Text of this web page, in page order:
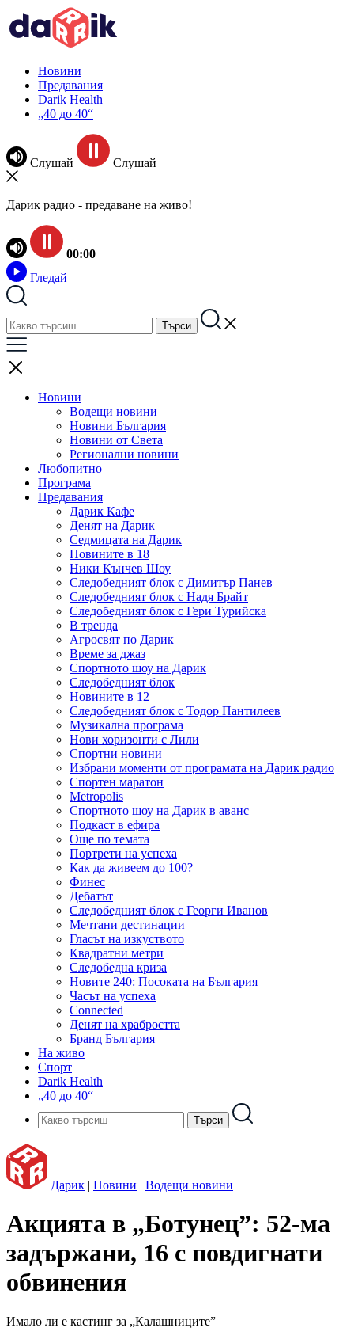
Новини
Предавания
Darik Health
„40 до 40“
Слушай Слушай
Дарик радио - предаване на живо!
00:00
Гледай
Новини
Водещи новини
Новини България
Новини от Света
Регионални новини
Любопитно
Програма
Предавания
Дарик Кафе
Денят на Дарик
Седмицата на Дарик
Новините в 18
Ники Кънчев Шоу
Следобедният блок с Димитър Панев
Следобедният блок с Надя Брайт
Следобедният блок с Гери Турийска
В тренда
Агросвят по Дарик
Време за джаз
Спортното шоу на Дарик
Следобедният блок
Новините в 12
Следобедният блок с Тодор Пантилеев
Музикална програма
Нови хоризонти с Лили
Спортни новини
Избрани моменти от програмата на Дарик радио
Спортен маратон
Metropolis
Спортното шоу на Дарик в аванс
Подкаст в ефира
Още по темата
Портрети на успеха
Как да живеем до 100?
Финес
Дебатът
Следобедният блок с Георги Иванов
Мечтани дестинации
Гласът на изкуството
Квадратни метри
Следобедна криза
Новите 240: Посоката на България
Часът на успеха
Connected
Денят на храбростта
Бранд България
На живо
Спорт
Darik Health
„40 до 40“
Дарик | Новини | Водещи новини
Акцията в „Ботунец”: 52-ма
задържани, 16 с повдигнати
обвинения
Имало ли е кастинг за „Калашниците”